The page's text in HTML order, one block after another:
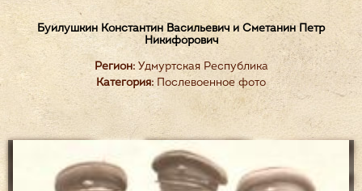
Буйлушкин Константин Васильевич и Сметанин Петр
Никифорович
Регион:Удмуртская Республика
Категория: Послевоенное фото